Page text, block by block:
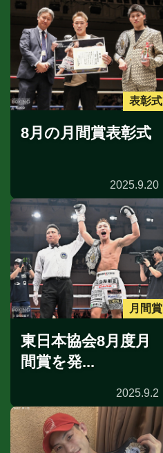
表彰式
8月の月間賞表彰式
2025.9.20
月間賞
東日本協会8月度月
間賞を発...
2025.9.2